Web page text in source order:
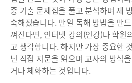
중 기출 문제집을 풀고 분석하며 제
숙해졌습니다. 만일 독해 방법을 만
껴진다면, 인터넷 강의(인강)나 학원
고 생각합니다. 하지만 가장 중요한
닌 직접 지문을 읽으며 교사의 방식
거나 체화하는 것입니다.